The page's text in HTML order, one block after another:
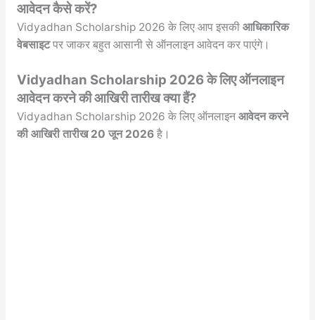
आवेदन कैसे करें?
Vidyadhan Scholarship 2026 के लिए आप इसकी आधिकारिक
वेबसाइटपर जाकर बहुत आसानी से ऑनलाइन आवेदन कर पाएंगे।
Vidyadhan Scholarship 2026 के लिए ऑनलाइन
आवेदन करने की आखिरी तारीख क्या हैं?
Vidyadhan Scholarship 2026 के लिए ऑनलाइनआवेदन करने
की आखिरी तारीख 20 जून 2026है।